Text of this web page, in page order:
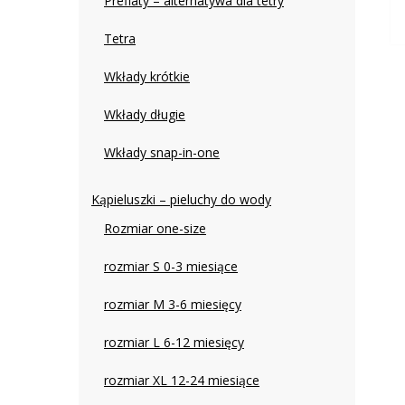
Tetra
Wkłady krótkie
Wkłady długie
Wkłady snap-in-one
Kąpieluszki – pieluchy do wody
Rozmiar one-size
rozmiar S 0-3 miesiące
rozmiar M 3-6 miesięcy
rozmiar L 6-12 miesięcy
rozmiar XL 12-24 miesiące